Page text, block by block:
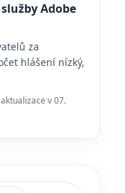
Adobe
za
hlášení nízký,
v 07.